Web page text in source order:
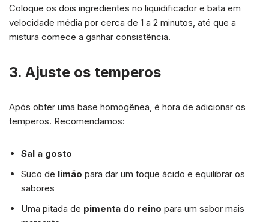
Coloque os dois ingredientes no liquidificador e bata em
velocidade média por cerca de 1 a 2 minutos, até que a
mistura comece a ganhar consistência.
3. Ajuste os temperos
Após obter uma base homogênea, é hora de adicionar os
temperos. Recomendamos:
Sal a gosto
Suco de limão para dar um toque ácido e equilibrar os
sabores
Uma pitada de pimenta do reino para um sabor mais